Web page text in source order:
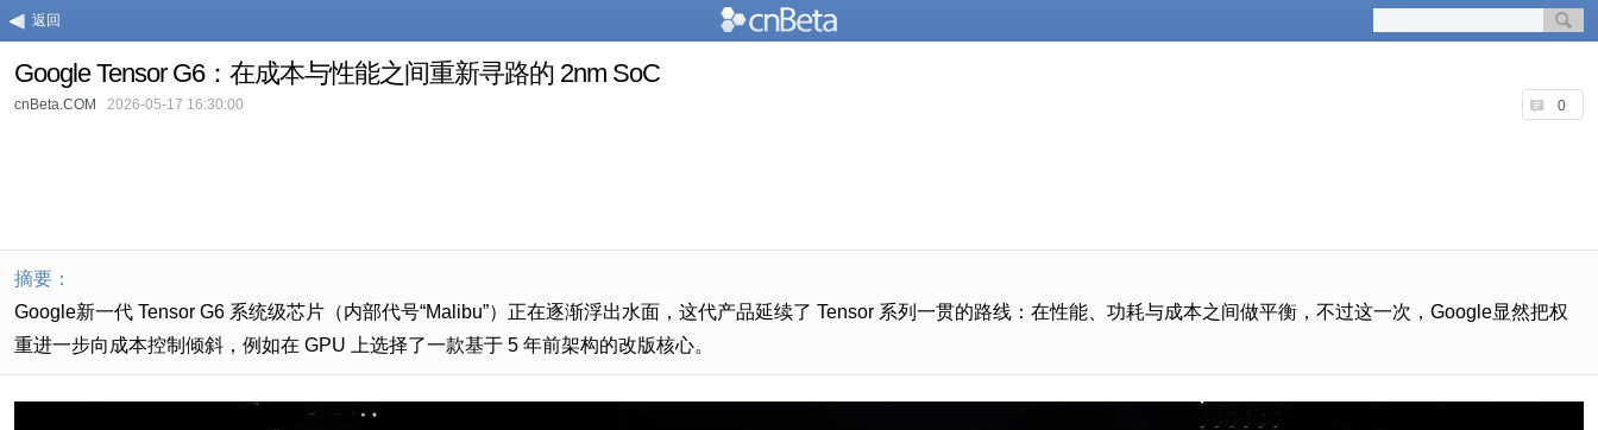
返回
Google Tensor G6：在成本与性能之间重新寻路的 2nm SoC
0
cnBeta.COM 2026-05-17 16:30:00
摘要：
Google新一代 Tensor G6 系统级芯片（内部代号“Malibu”）正在逐渐浮出水面，这代产品延续了 Tensor 系列一贯的路线：在性能、功耗与成本之间做平衡，不过这一次，Google显然把权
重进一步向成本控制倾斜，例如在 GPU 上选择了一款基于 5 年前架构的改版核心。